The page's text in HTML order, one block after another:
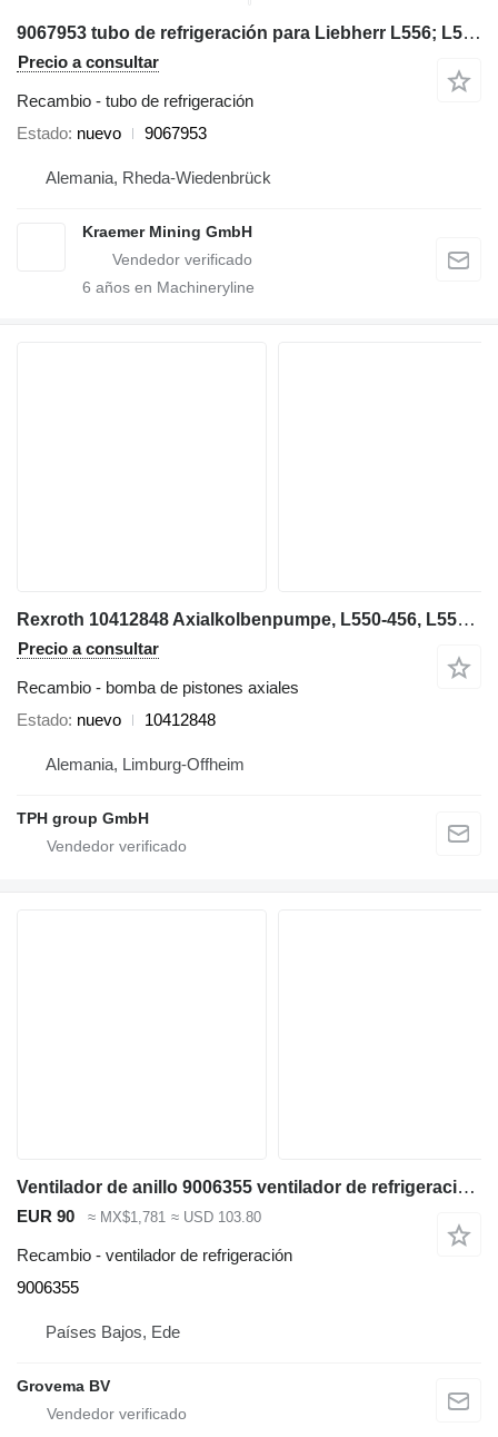
9067953 tubo de refrigeración para Liebherr L556; L566; L576; L580 cargadora de ruedas
Precio a consultar
Recambio - tubo de refrigeración
Estado nuevo 9067953
Alemania, Rheda-Wiedenbrück
Kraemer Mining GmbH
6 años en Machineryline
Rexroth 10412848 Axialkolbenpumpe, L550-456, L556-454, L544, L554, L556 bomba de pistones axiales para Liebherr L550-456, L556-454, L544, L554, L556 cargadora de ruedas
Precio a consultar
Recambio - bomba de pistones axiales
Estado nuevo 10412848
Alemania, Limburg-Offheim
TPH group GmbH
Ventilador de anillo 9006355 ventilador de refrigeración para Liebherr L580 / L550 / L556 / L576 / L586 cargadora de ruedas
EUR 90 ≈ MX$1,781 ≈ USD 103.80
Recambio - ventilador de refrigeración
9006355
Países Bajos, Ede
Grovema BV